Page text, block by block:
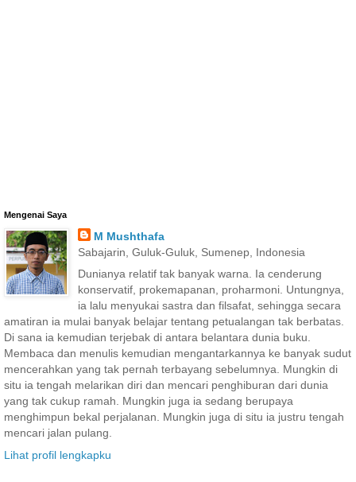
Mengenai Saya
M Mushthafa
Sabajarin, Guluk-Guluk, Sumenep, Indonesia
Dunianya relatif tak banyak warna. Ia cenderung
konservatif, prokemapanan, proharmoni. Untungnya,
ia lalu menyukai sastra dan filsafat, sehingga secara
amatiran ia mulai banyak belajar tentang petualangan tak berbatas.
Di sana ia kemudian terjebak di antara belantara dunia buku.
Membaca dan menulis kemudian mengantarkannya ke banyak sudut
mencerahkan yang tak pernah terbayang sebelumnya. Mungkin di
situ ia tengah melarikan diri dan mencari penghiburan dari dunia
yang tak cukup ramah. Mungkin juga ia sedang berupaya
menghimpun bekal perjalanan. Mungkin juga di situ ia justru tengah
mencari jalan pulang.
Lihat profil lengkapku